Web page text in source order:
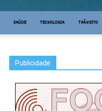
SAÚDE TECNOLOGIA TRÂNSITO
Publicidade